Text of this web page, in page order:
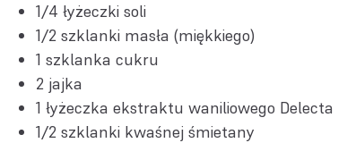
1/4 łyżeczki soli
1/2 szklanki masła (miękkiego)
1 szklanka cukru
2 jajka
1 łyżeczka ekstraktu waniliowego Delecta
1/2 szklanki kwaśnej śmietany